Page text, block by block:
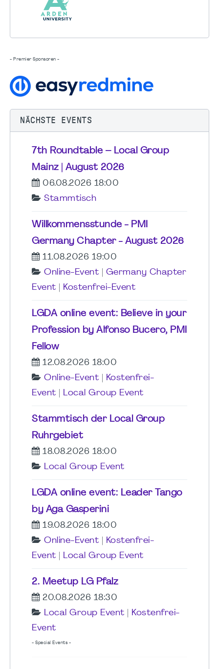
- Premier Sponsoren -
NÄCHSTE EVENTS
7th Roundtable – Local Group
Mainz | August 2026
06.08.2026 18:00
Stammtisch
Willkommensstunde - PMI
Germany Chapter - August 2026
11.08.2026 19:00
Online-Event
Germany Chapter
Event
Kostenfrei-Event
LGDA online event: Believe in your
Profession by Alfonso Bucero, PMI
Fellow
12.08.2026 18:00
Online-Event
Kostenfrei-
Event
Local Group Event
Stammtisch der Local Group
Ruhrgebiet
18.08.2026 18:00
Local Group Event
LGDA online event: Leader Tango
by Aga Gasperini
19.08.2026 18:00
Online-Event
Kostenfrei-
Event
Local Group Event
2. Meetup LG Pfalz
20.08.2026 18:30
Local Group Event
Kostenfrei-
Event
- Special Events -